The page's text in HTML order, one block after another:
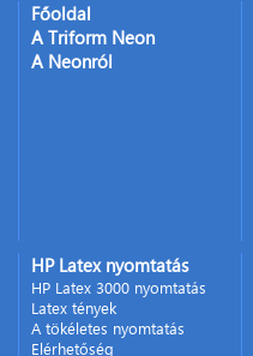
Főoldal
A Triform Neon
A Neonról
HP Latex nyomtatás
HP Latex 3000 nyomtatás
Latex tények
A tökéletes nyomtatás
Elérhetőség